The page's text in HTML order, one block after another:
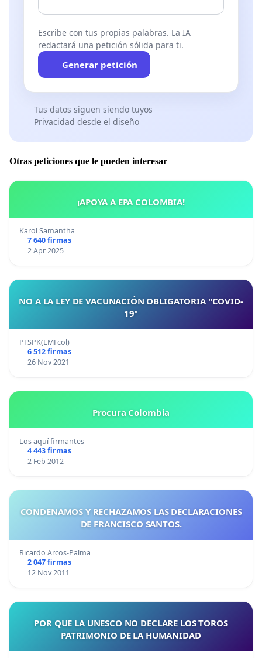
Escribe con tus propias palabras. La IA
redactará una petición sólida para ti.
Generar petición
Tus datos siguen siendo tuyos
Privacidad desde el diseño
Otras peticiones que le pueden interesar
¡APOYA A EPA COLOMBIA!
Karol Samantha
7 640 firmas
2 Apr 2025
NO A LA LEY DE VACUNACIÓN OBLIGATORIA "COVID-
19"
PFSPK(EMFcol)
6 512 firmas
26 Nov 2021
Procura Colombia
Los aquí firmantes
4 443 firmas
2 Feb 2012
CONDENAMOS Y RECHAZAMOS LAS DECLARACIONES
DE FRANCISCO SANTOS.
Ricardo Arcos-Palma
2 047 firmas
12 Nov 2011
POR QUE LA UNESCO NO DECLARE LOS TOROS
PATRIMONIO DE LA HUMANIDAD